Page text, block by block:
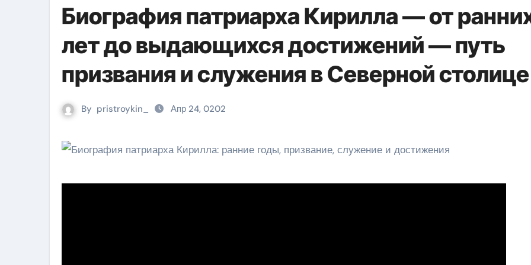
Биография патриарха Кирилла — от
лет до выдающихся достижений — путь
призвания и служения в Северной столице
By pristroykin_ Апр 24, 0202